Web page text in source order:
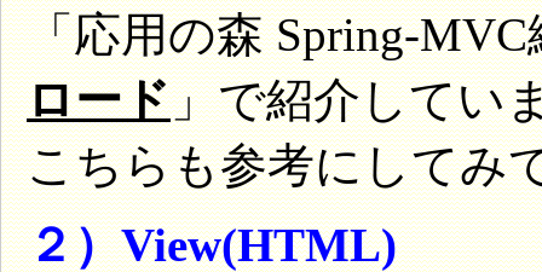
「応用の森 Spring-
ロード」で紹介してい
こちらも参考にしてみ
２）View(HTML)